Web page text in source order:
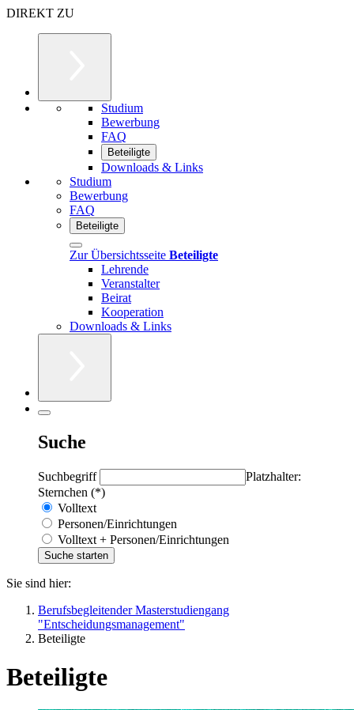
DIREKT ZU
Studium
Bewerbung
FAQ
Beteiligte
Downloads & Links
Studium
Bewerbung
FAQ
Beteiligte
Zur Übersichtsseite Beteiligte
Lehrende
Veranstalter
Beirat
Kooperation
Downloads & Links
Suche
Suchbegriff
Platzhalter:
Sternchen (*)
Volltext
Personen/Einrichtungen
Volltext + Personen/Einrichtungen
Sie sind hier:
Berufsbegleitender Masterstudiengang
"Entscheidungsmanagement"
Beteiligte
Beteiligte